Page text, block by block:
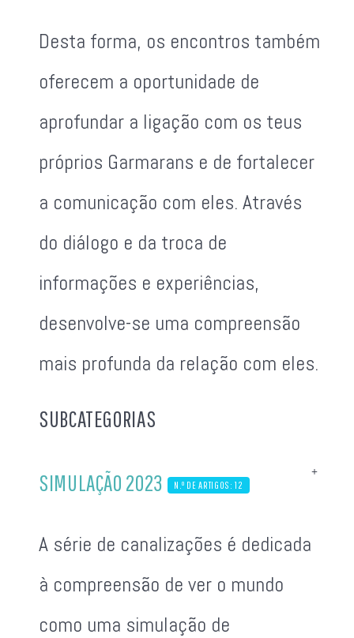
Desta forma, os encontros também
oferecem a oportunidade de
aprofundar a ligação com os teus
próprios Garmarans e de fortalecer
a comunicação com eles. Através
do diálogo e da troca de
informações e experiências,
desenvolve-se uma compreensão
mais profunda da relação com eles.
SUBCATEGORIAS
SIMULAÇÃO 2023 N.º DE ARTIGOS: 12
A série de canalizações é dedicada
à compreensão de ver o mundo
como uma simulação de